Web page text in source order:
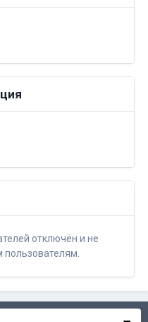
отключён и не
пользователям.